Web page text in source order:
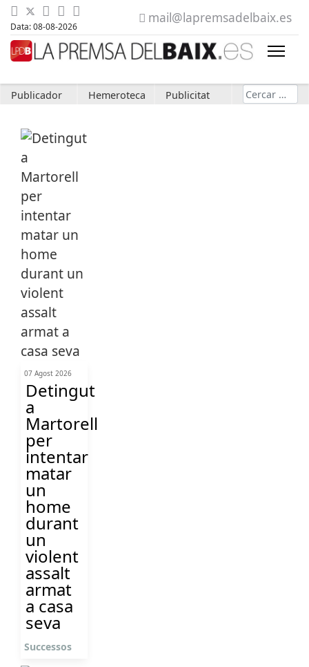
Data: 08-08-2026
mail@lapremsadelbaix.es
Publicador Hemeroteca Publicitat Cerca
07 Agost 2026
Detingut
a
Martorell
per
intentar
matar
un
home
durant
un
violent
assalt
armat
a casa
seva
Successos